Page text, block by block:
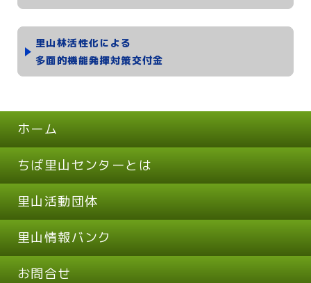
里山林活性化による
多面的機能発揮対策交付金
ホーム
ちば里山センターとは
里山活動団体
里山情報バンク
お問合せ